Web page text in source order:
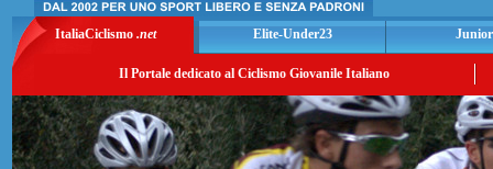
ItaliaCiclismo .net Elite-Under23
Il Portale dedicato al Ciclismo Giovanile Italiano